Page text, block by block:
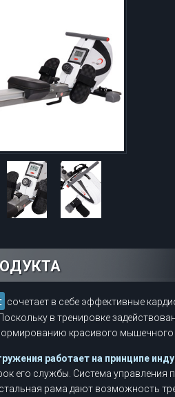
сочетает в себе эффективные
в тренировке
красивого мышечного
работает на принципе
его службы. Система
рама дают возможность